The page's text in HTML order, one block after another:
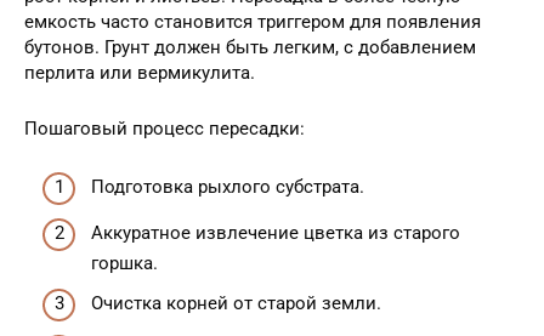
емкость часто становится триггером для появления
бутонов. Грунт должен быть легким, с добавлением
перлита или вермикулита.
Пошаговый процесс пересадки:
Подготовка рыхлого субстрата.
Аккуратное извлечение цветка из старого
горшка.
Очистка корней от старой земли.